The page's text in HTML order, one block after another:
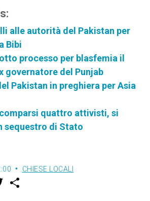
alle autorità del Pakistan per
Bibi
processo per blasfemia il
governatore del Punjab
Pakistan in preghiera per Asia
quattro attivisti, si
sequestro di Stato
CHIESE LOCALI
w